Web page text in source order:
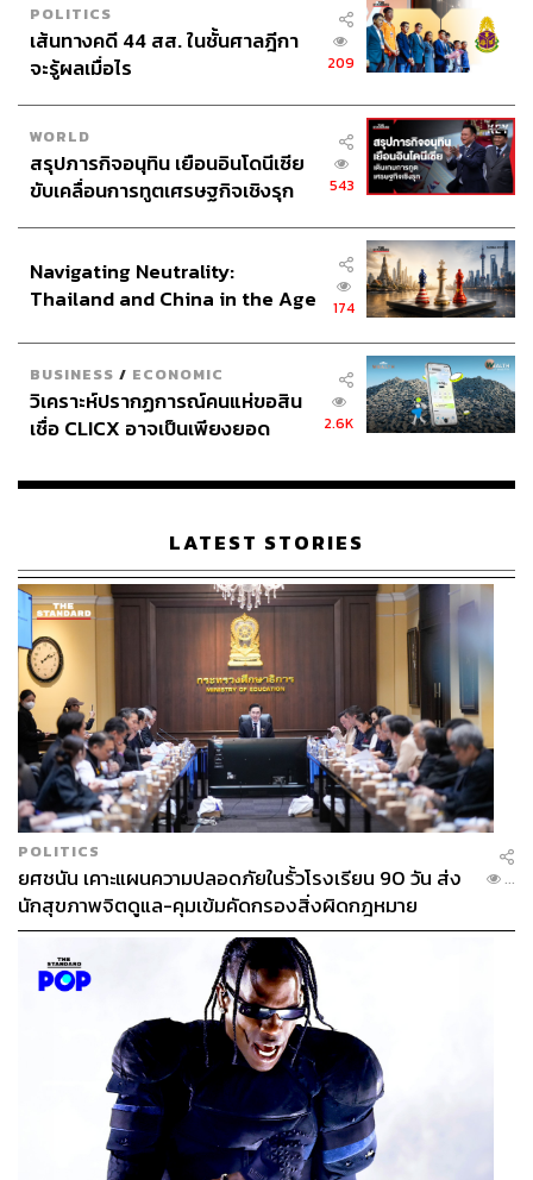
POLITICS
เส้นทางคดี 44 สส. ในชั้นศาลฎีกา
จะรู้ผลเมื่อไร
209
WORLD
สรุปภารกิจอนุทิน เยือนอินโดนีเซีย
ขับเคลื่อนการทูตเศรษฐกิจเชิงรุก
543
Navigating Neutrality:
Thailand and China in the Age
174
BUSINESS / ECONOMIC
วิเคราะห์ปรากฏการณ์คนแห่ขอสิน
เชื่อ CLICX อาจเป็นเพียงยอด
เรือนไทยที่ถูกซุกไว้
2.6K
LATEST STORIES
POLITICS
ยศชนัน เคาะแผนความปลอดภัยในรั้วโรงเรียน 90 วัน ส่ง
นักสุขภาพจิตดูแล-คุมเข้มคัดกรองสิ่งผิดกฎหมาย
...